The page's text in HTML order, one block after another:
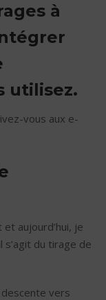
à
utilisez.
vous aux e-
aujourd’hui, je
s’agit du tirage de
vers